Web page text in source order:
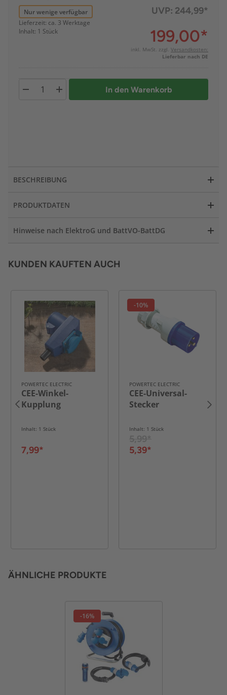
Nur wenige verfügbar
Lieferzeit: ca. 3 Werktage
Inhalt: 1 Stück
UVP: 244,99*
199,00*
inkl. MwSt. zzgl. Versandkosten:
Lieferbar nach DE
In den Warenkorb
BESCHREIBUNG
PRODUKTDATEN
Hinweise nach ElektroG und BattVO-BattDG
KUNDEN KAUFTEN AUCH
POWERTEC ELECTRIC
CEE-Winkel-
Kupplung
Inhalt: 1 Stück
7,99*
-10%
POWERTEC ELECTRIC
CEE-Universal-
Stecker
Inhalt: 1 Stück
5,39*
ÄHNLICHE PRODUKTE
-16%